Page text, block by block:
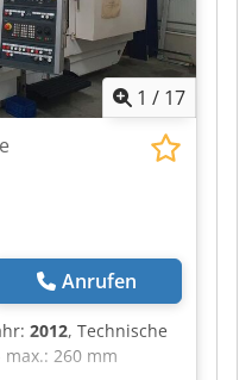
1 / 17
Anrufen
2012, Technische
260 mm